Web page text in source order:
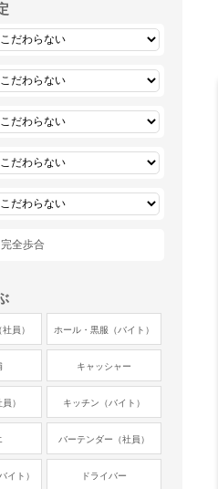
完全歩合
員） ホール・黒服（バイト）
キャッシャー
） キッチン（バイト）
バーテンダー（社員）
イト） ドライバー